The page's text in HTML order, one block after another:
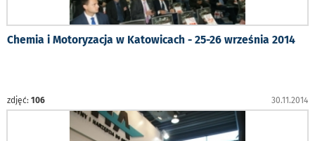
Chemia i Motoryzacja w Katowicach - 25-26 września 2014
zdjęć: 106 30.11.2014